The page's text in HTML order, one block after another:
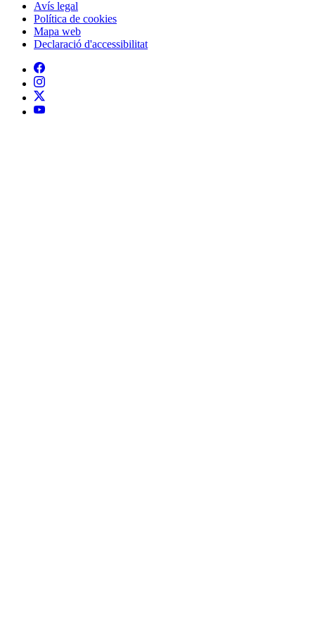
Avís legal
Política de cookies
Mapa web
Declaració d'accessibilitat